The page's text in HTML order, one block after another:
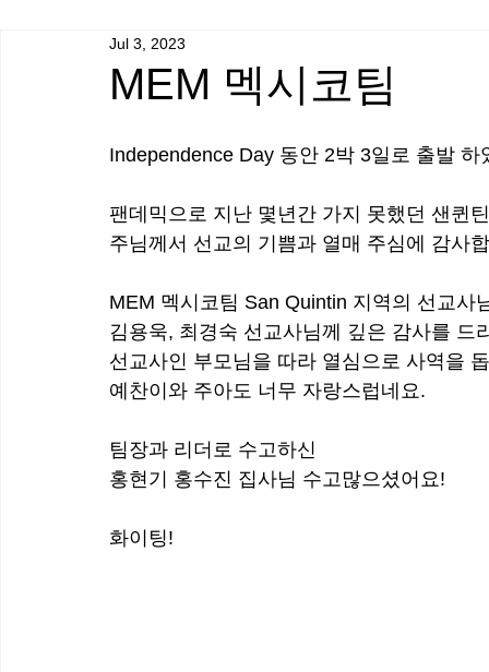
MEM 멕시코팀
Jul 3, 2023
Independence Day 동안 2박 3일로 출발 하
팬데믹으로 지난 몇년간 가지 못했던 샌퀸
주님께서 선교의 기쁨과 열매 주심에 감사
MEM 멕시코팀 San Quintin 지역의 선교사
김용욱, 최경숙 선교사님께 깊은 감사를 드
선교사인 부모님을 따라 열심으로 사역을
예찬이와 주아도 너무 자랑스럽네요.
팀장과 리더로 수고하신
홍현기 홍수진 집사님 수고많으셨어요!
화이팅!